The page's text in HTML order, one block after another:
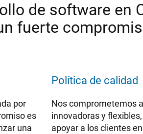
de software en
fuerte
por
es
una
Política de calidad
Nos comprometemos
innovadoras y
apoyar a los clientes